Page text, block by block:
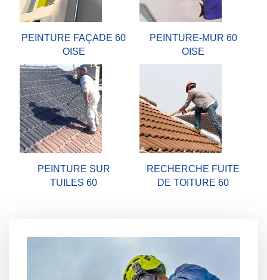
PEINTURE FAÇADE 60
OISE
PEINTURE-MUR 60
OISE
PEINTURE SUR
TUILES 60
RECHERCHE FUITE
DE TOITURE 60